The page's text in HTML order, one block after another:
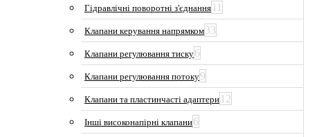
Гідравлічні поворотні з'єднання 11
Клапани керування напрямком33
Клапани регулювання тиску6
Клапани регулювання потоку9
Клапани та пластинчасті адаптери 12
Інші високонапірні клапани6